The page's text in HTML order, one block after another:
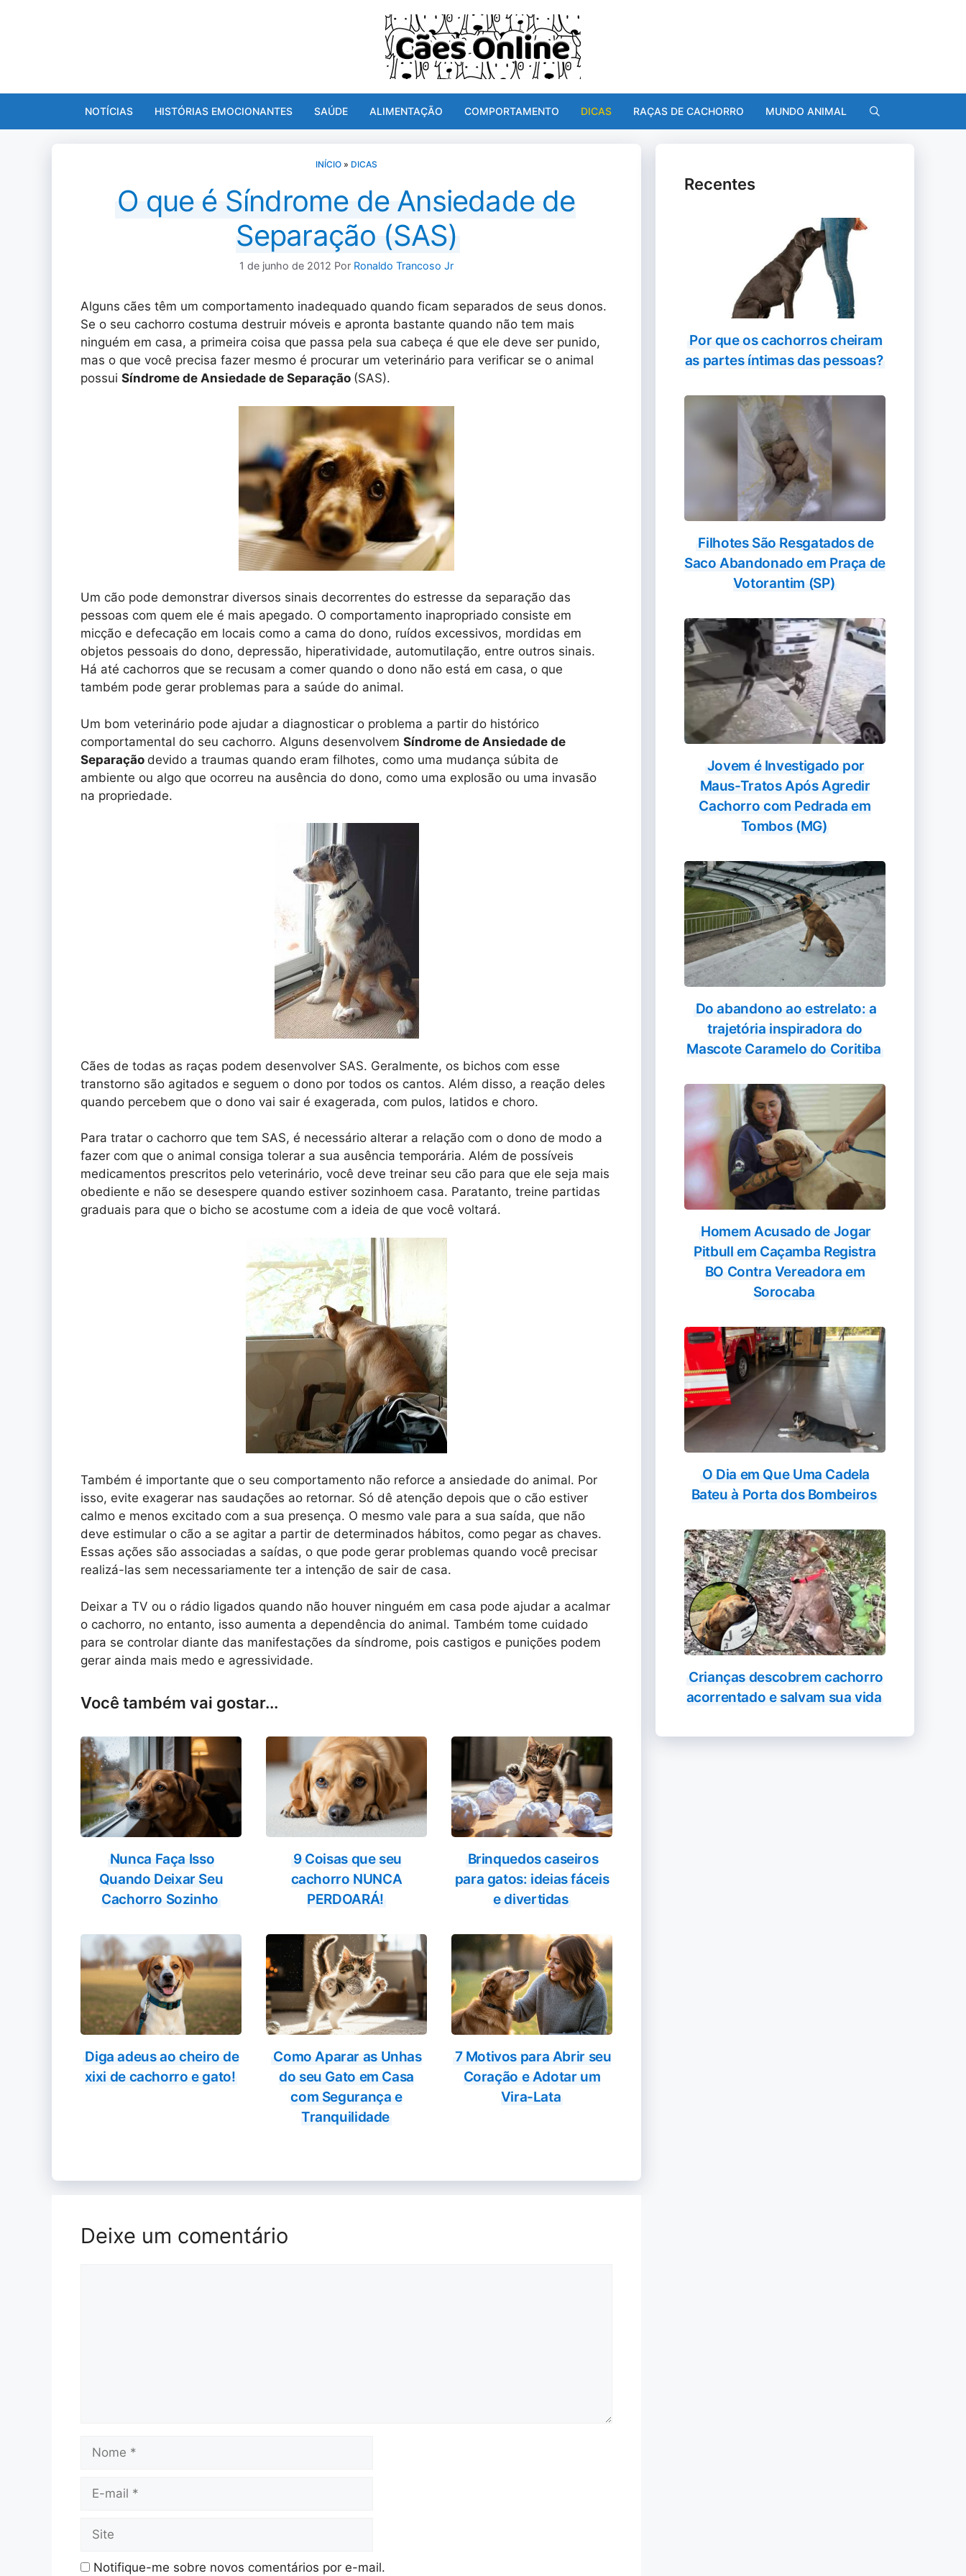
NOTÍCIAS HISTÓRIAS EMOCIONANTES SAÚDE ALIMENTAÇÃO COMPORTAMENTO DICAS RAÇAS DE CACHORRO MUNDO ANIMAL
INÍCIO » DICAS
O que é Síndrome de Ansiedade de
Separação (SAS)
1 de junho de 2012 Por Ronaldo Trancoso Jr
Alguns cães têm um comportamento inadequado quando ficam separados de seus donos.
Se o seu cachorro costuma destruir móveis e apronta bastante quando não tem mais
ninguém em casa, a primeira coisa que passa pela sua cabeça é que ele deve ser punido,
mas o que você precisa fazer mesmo é procurar um veterinário para verificar se o animal
possui Síndrome de Ansiedade de Separação (SAS).
Um cão pode demonstrar diversos sinais decorrentes do estresse da separação das
pessoas com quem ele é mais apegado. O comportamento inapropriado consiste em
micção e defecação em locais como a cama do dono, ruídos excessivos, mordidas em
objetos pessoais do dono, depressão, hiperatividade, automutilação, entre outros sinais.
Há até cachorros que se recusam a comer quando o dono não está em casa, o que
também pode gerar problemas para a saúde do animal.
Um bom veterinário pode ajudar a diagnosticar o problema a partir do histórico
comportamental do seu cachorro. Alguns desenvolvem Síndrome de Ansiedade de
Separação devido a traumas quando eram filhotes, como uma mudança súbita de
ambiente ou algo que ocorreu na ausência do dono, como uma explosão ou uma invasão
na propriedade.
Cães de todas as raças podem desenvolver SAS. Geralmente, os bichos com esse
transtorno são agitados e seguem o dono por todos os cantos. Além disso, a reação deles
quando percebem que o dono vai sair é exagerada, com pulos, latidos e choro.
Para tratar o cachorro que tem SAS, é necessário alterar a relação com o dono de modo a
fazer com que o animal consiga tolerar a sua ausência temporária. Além de possíveis
medicamentos prescritos pelo veterinário, você deve treinar seu cão para que ele seja mais
obediente e não se desespere quando estiver sozinhoem casa. Paratanto, treine partidas
graduais para que o bicho se acostume com a ideia de que você voltará.
Também é importante que o seu comportamento não reforce a ansiedade do animal. Por
isso, evite exagerar nas saudações ao retornar. Só dê atenção depois que o cão estiver
calmo e menos excitado com a sua presença. O mesmo vale para a sua saída, que não
deve estimular o cão a se agitar a partir de determinados hábitos, como pegar as chaves.
Essas ações são associadas a saídas, o que pode gerar problemas quando você precisar
realizá-las sem necessariamente ter a intenção de sair de casa.
Deixar a TV ou o rádio ligados quando não houver ninguém em casa pode ajudar a acalmar
o cachorro, no entanto, isso aumenta a dependência do animal. Também tome cuidado
para se controlar diante das manifestações da síndrome, pois castigos e punições podem
gerar ainda mais medo e agressividade.
Você também vai gostar...
Nunca Faça Isso
Quando Deixar Seu
Cachorro Sozinho
9 Coisas que seu
cachorro NUNCA
PERDOARÁ!
Brinquedos caseiros
para gatos: ideias fáceis
e divertidas
Diga adeus ao cheiro de
xixi de cachorro e gato!
Como Aparar as Unhas
do seu Gato em Casa
com Segurança e
Tranquilidade
7 Motivos para Abrir seu
Coração e Adotar um
Vira-Lata
Deixe um comentário
mail
Notifique-me sobre novos comentários por e-mail.
Recentes
Por que os cachorros cheiram
as partes íntimas das pessoas?
Filhotes São Resgatados de
Saco Abandonado em Praça de
Votorantim (SP)
Jovem é Investigado por
Maus-Tratos Após Agredir
Cachorro com Pedrada em
Tombos (MG)
Do abandono ao estrelato: a
trajetória inspiradora do
Mascote Caramelo do Coritiba
Homem Acusado de Jogar
Pitbull em Caçamba Registra
BO Contra Vereadora em
Sorocaba
O Dia em Que Uma Cadela
Bateu à Porta dos Bombeiros
Crianças descobrem cachorro
acorrentado e salvam sua vida